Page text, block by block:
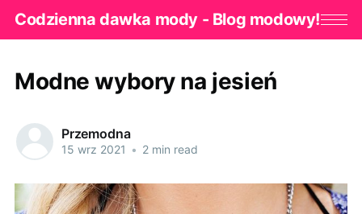
Codzienna dawka mody - Blog modowy!
Modne wybory na jesień
Przemodna
15 wrz 2021 • 2 min read